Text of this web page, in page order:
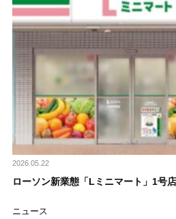
2026.05.22
ローソン新業態「Lミニマート」1号
ニュース